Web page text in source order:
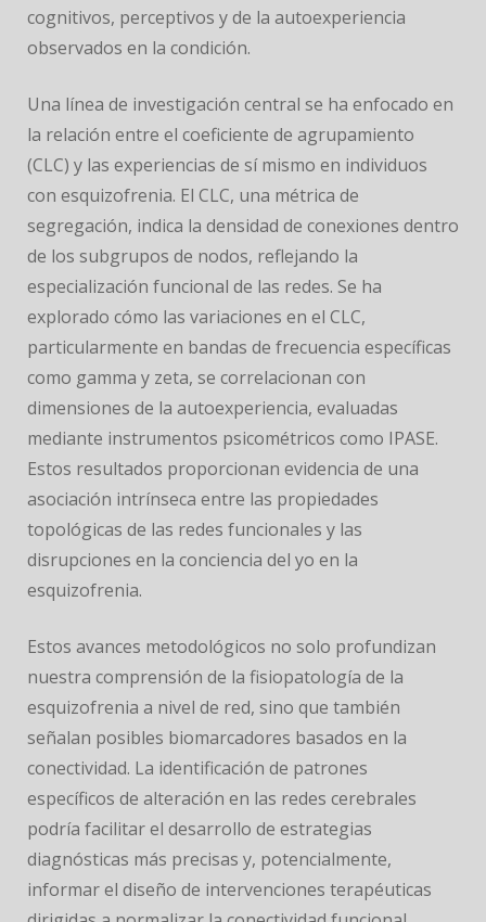
cognitivos, perceptivos y de la autoexperiencia
observados en la condición.
Una línea de investigación central se ha enfocado en
la relación entre el coeficiente de agrupamiento
(CLC) y las experiencias de sí mismo en individuos
con esquizofrenia. El CLC, una métrica de
segregación, indica la densidad de conexiones dentro
de los subgrupos de nodos, reflejando la
especialización funcional de las redes. Se ha
explorado cómo las variaciones en el CLC,
particularmente en bandas de frecuencia específicas
como gamma y zeta, se correlacionan con
dimensiones de la autoexperiencia, evaluadas
mediante instrumentos psicométricos como IPASE.
Estos resultados proporcionan evidencia de una
asociación intrínseca entre las propiedades
topológicas de las redes funcionales y las
disrupciones en la conciencia del yo en la
esquizofrenia.
Estos avances metodológicos no solo profundizan
nuestra comprensión de la fisiopatología de la
esquizofrenia a nivel de red, sino que también
señalan posibles biomarcadores basados en la
conectividad. La identificación de patrones
específicos de alteración en las redes cerebrales
podría facilitar el desarrollo de estrategias
diagnósticas más precisas y, potencialmente,
informar el diseño de intervenciones terapéuticas